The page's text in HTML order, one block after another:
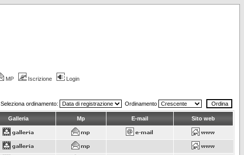
MP Iscrizione Login
Seleziona ordinamento: Ordinamento
Galleria Mp E-mail Sito web